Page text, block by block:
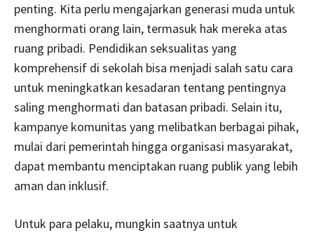
penting. Kita perlu mengajarkan generasi muda untuk
menghormati orang lain, termasuk hak mereka atas
ruang pribadi. Pendidikan seksualitas yang
komprehensif di sekolah bisa menjadi salah satu cara
untuk meningkatkan kesadaran tentang pentingnya
saling menghormati dan batasan pribadi. Selain itu,
kampanye komunitas yang melibatkan berbagai pihak,
mulai dari pemerintah hingga organisasi masyarakat,
dapat membantu menciptakan ruang publik yang lebih
aman dan inklusif.
Untuk para pelaku, mungkin saatnya untuk